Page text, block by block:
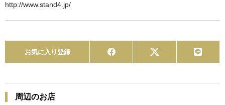
http://www.stand4.jp/
お気に入り登録
周辺のお店